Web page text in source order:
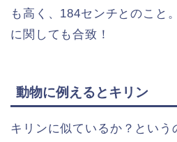
も高く、184センチとのこと
に関しても合致！
動物に例えるとキリン
キリンに似ているか？という